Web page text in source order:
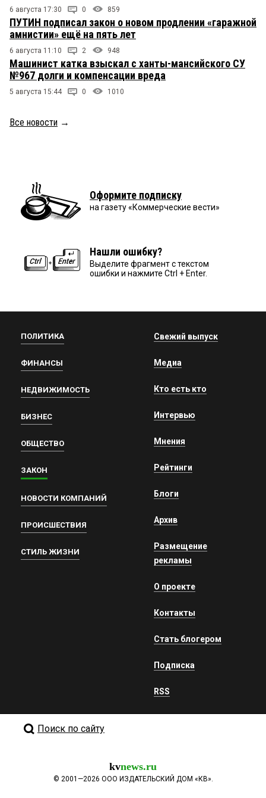
6 августа 17:30 0 859
ПУТИН подписал закон о новом продлении «гаражной
амнистии» ещё на пять лет
6 августа 11:10 2 948
Машинист катка взыскал с ханты-мансийского СУ
№967 долги и компенсации вреда
5 августа 15:44 0 1010
Все новости →
Оформите подписку
на газету «Коммерческие вести»
Нашли ошибку?
Выделите фрагмент с текстом
ошибки и нажмите Ctrl + Enter.
ПОЛИТИКА
ФИНАНСЫ
НЕДВИЖИМОСТЬ
БИЗНЕС
ОБЩЕСТВО
ЗАКОН
НОВОСТИ КОМПАНИЙ
ПРОИСШЕСТВИЯ
СТИЛЬ ЖИЗНИ
Свежий выпуск
Медиа
Кто есть кто
Интервью
Мнения
Рейтинги
Блоги
Архив
Размещение
рекламы
О проекте
Контакты
Стать блогером
Подписка
RSS
Поиск по сайту
kvnews.ru
© 2001—2026 ООО ИЗДАТЕЛЬСКИЙ ДОМ «КВ».